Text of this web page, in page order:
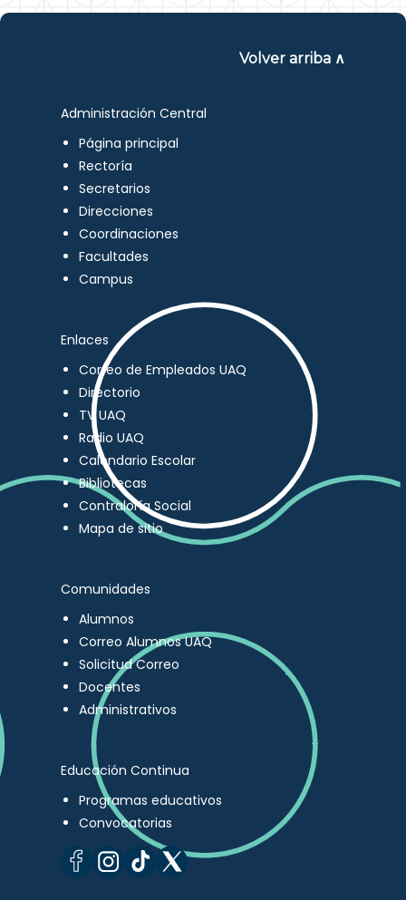
Volver arriba ∧
Administración Central
Página principal
Rectoría
Secretarios
Direcciones
Coordinaciones
Facultades
Campus
Enlaces
Correo de Empleados UAQ
Directorio
TV UAQ
Radio UAQ
Calendario Escolar
Bibliotecas
Contraloría Social
Mapa de sitio
Comunidades
Alumnos
Correo Alumnos UAQ
Solicitud Correo
Docentes
Administrativos
Educación Continua
Programas educativos
Convocatorias